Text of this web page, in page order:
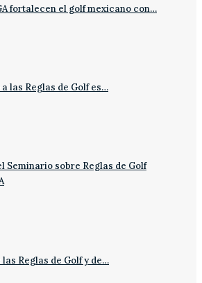
fortalecen el golf mexicano con…
a las Reglas de Golf es…
Seminario sobre Reglas de Golf
las Reglas de Golf y de…